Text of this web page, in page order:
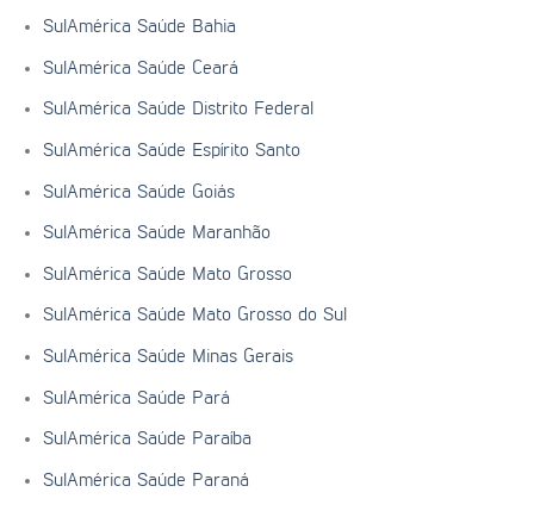
SulAmérica Saúde Bahia
SulAmérica Saúde Ceará
SulAmérica Saúde Distrito Federal
SulAmérica Saúde Espírito Santo
SulAmérica Saúde Goiás
SulAmérica Saúde Maranhão
SulAmérica Saúde Mato Grosso
SulAmérica Saúde Mato Grosso do Sul
SulAmérica Saúde Minas Gerais
SulAmérica Saúde Pará
SulAmérica Saúde Paraíba
SulAmérica Saúde Paraná